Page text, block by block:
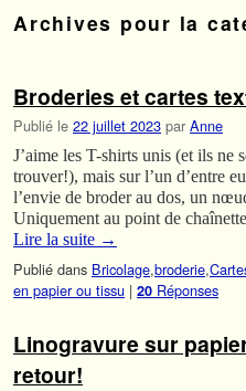
Archives pour la
Broderies et cartes
Publié le 22 juillet 2023 par Anne
J’aime les T-shirts unis (et ils ne
trouver!), mais sur l’un d’entre
l’envie de broder au dos, un
Uniquement au point de
Lire la suite →
Publié dans Bricolage,broderie,
en papier ou tissu | 20 Réponses
Linogravure sur
retour!